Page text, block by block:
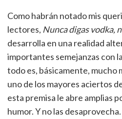
Como habrán notado mis
lectores, Nunca digas vodka,
desarrolla en una realidad
importantes semejanzas con
todo es, básicamente, mucho
uno de los mayores aciertos
esta premisa le abre amplias
humor. Y no las